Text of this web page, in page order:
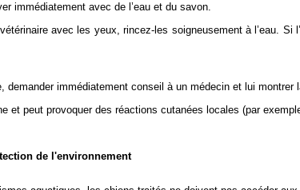
immédiatement avec de l’eau et du savon.
avec les yeux, rincez-les soigneusement à l’eau.
demander immédiatement conseil à un médecin et lui montrer
et peut provoquer des réactions cutanées locales (par
de l'environnement